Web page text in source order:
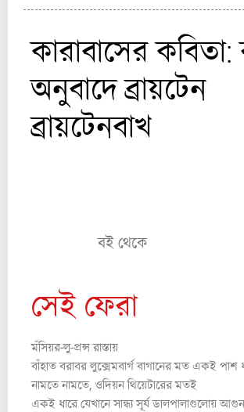
কারাবাসের কবিতা:
অনুবাদে ব্রায়টেন
ব্রায়টেনবাখ
বই থেকে
সেই ফেরা
মঁসিয়র-লু-প্রন্স রাস্তায়
বাঁহাত বরাবর লুক্সেমবার্গ বাগানের মত একই পাশ
নামতে নামতে, ওদিয়ন থিয়েটারের মতই
একই ধারে যেখানে সান্ধ্য সূর্য ডালপালাগুলোয়